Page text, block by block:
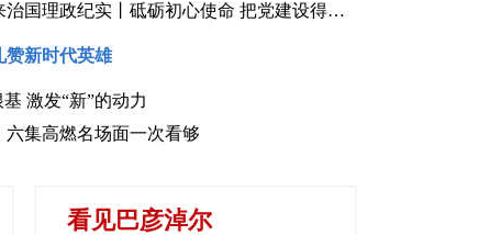
健康中国建设，习近平总书记指明科学
习近平总书记今年以来治国理政纪实丨砥砺初心使命 把党建设得更加坚强有力
赞新时代英雄
激发“新”的动力
集高燃名场面一次看够
看见巴彦淖尔